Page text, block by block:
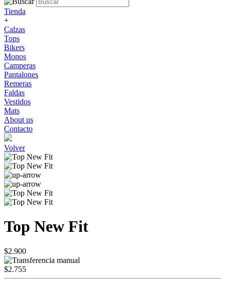
Tienda
+
Calzas
Tops
Bikers
Monos
Camperas
Pantalones
Remeras
Faldas
Vestidos
Mats
About us
Contacto
Volver
Top New Fit
$2.900
$2.755